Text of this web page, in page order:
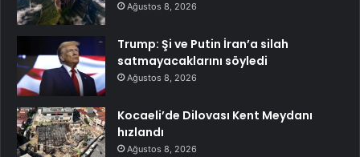
Ağustos 8, 2026
Trump: Şi ve Putin İran’a silah
satmayacaklarını söyledi
Ağustos 8, 2026
Kocaeli’de Dilovası Kent Meydanı
hızlandı
Ağustos 8, 2026